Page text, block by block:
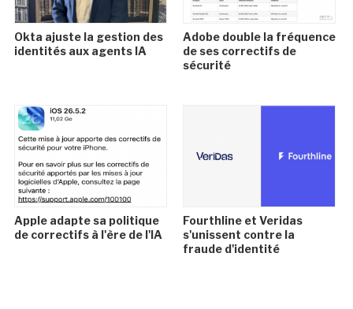
Okta ajuste la gestion des
identités aux agents IA
Adobe double la fréquence
de ses correctifs de
sécurité
Apple adapte sa politique
de correctifs à l'ère de l'IA
Fourthline et Veridas
s'unissent contre la
fraude d'identité